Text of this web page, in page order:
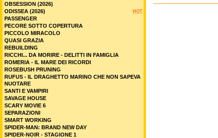
OBSESSION (2026)
HOT
ODISSEA (2026)
PASSENGER
PECORE SOTTO COPERTURA
PICCOLO MIRACOLO
QUASI GRAZIA
REBUILDING
RICCHI... DA MORIRE - DELITTI IN FAMIGLIA
ROMERIA - IL MARE DEI RICORDI
ROSEBUSH PRUNING
RUFUS - IL DRAGHETTO MARINO CHE NON SAPEVA
NUOTARE
SANTI E VAMPIRI
SAVAGE HOUSE
SCARY MOVIE 6
SEPARAZIONI
SMART WORKING
SPIDER-MAN: BRAND NEW DAY
SPIDER-NOIR - STAGIONE 1